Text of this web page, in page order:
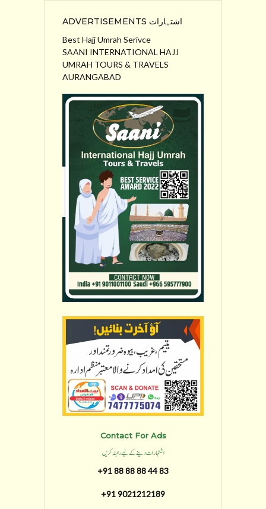
ADVERTISEMENTS اشتہارات
Best Hajj Umrah Serivce
SAANI INTERNATIONAL HAJJ
UMRAH TOURS & TRAVELS
AURANGABAD
Contact For Ads
اشتہارات دینے کے لیے رابطہ کریں
+91 88 88 88 44 83
+91 9021212189